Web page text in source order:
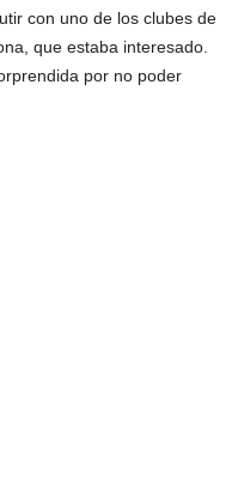
con uno de los clubes de
que estaba interesado.
por no poder